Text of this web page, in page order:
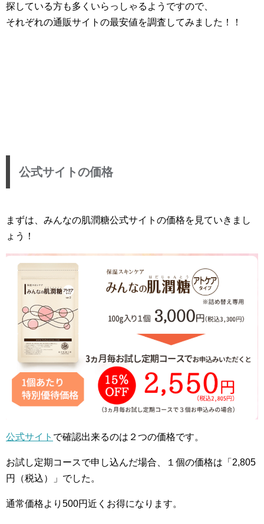
探している方も多くいらっしゃるようですので、
それぞれの通販サイトの最安値を調査してみました！！
公式サイトの価格
まずは、みんなの肌潤糖公式サイトの価格を見ていきまし
ょう！
公式サイト で確認出来るのは２つの価格です。
お試し定期コースで申し込んだ場合、１個の価格は「2,805
円（税込）」でした。
通常価格より500円近くお得になります。